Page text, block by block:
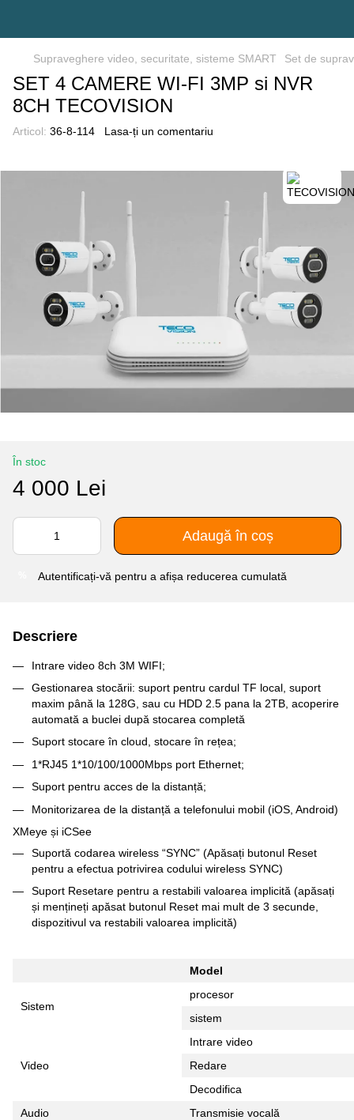
Supraveghere video, securitate, sisteme SMART Set de
SET 4 CAMERE WI-FI 3MP si NVR
8CH TECOVISION
Articol: 36-8-114 Lasa-ți un comentariu
În stoc
4 000 Lei
Adaugă în coș
Autentificați-vă pentru a afișa reducerea cumulată
Descriere
Intrare video 8ch 3M WIFI;
Gestionarea stocării: suport pentru cardul TF local, suport
maxim până la 128G, sau cu HDD 2.5 pana la 2TB, acoperire
automată a buclei după stocarea completă
Suport stocare în cloud, stocare în rețea;
1*RJ45 1*10/100/1000Mbps port Ethernet;
Suport pentru acces de la distanță;
Monitorizarea de la distanță a telefonului mobil (iOS, Android)
XMeye și iCSee
Suportă codarea wireless “SYNC” (Apăsați butonul Reset
pentru a efectua potrivirea codului wireless SYNC)
Suport Resetare pentru a restabili valoarea implicită (apăsați
și mențineți apăsat butonul Reset mai mult de 3 secunde,
dispozitivul va restabili valoarea implicită)
Model
Sistem
procesor
sistem
Video
Intrare video
Redare
Decodifica
Audio
Transmisie vocală